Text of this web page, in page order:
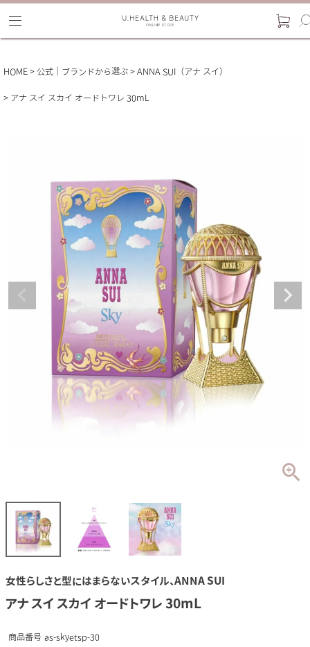
HOME 公式｜ブランドから選ぶ ANNA SUI（アナ スイ）
アナ スイ スカイ オードトワレ 30mL
女性らしさと型にはまらないスタイル、ANNA SUI
アナ スイ スカイ オードトワレ 30mL
商品番号 as-skyetsp-30